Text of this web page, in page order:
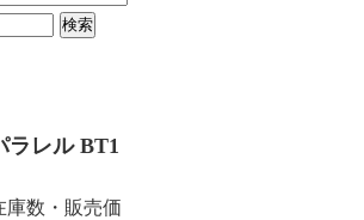
ラレル BT1
庫数・販売価